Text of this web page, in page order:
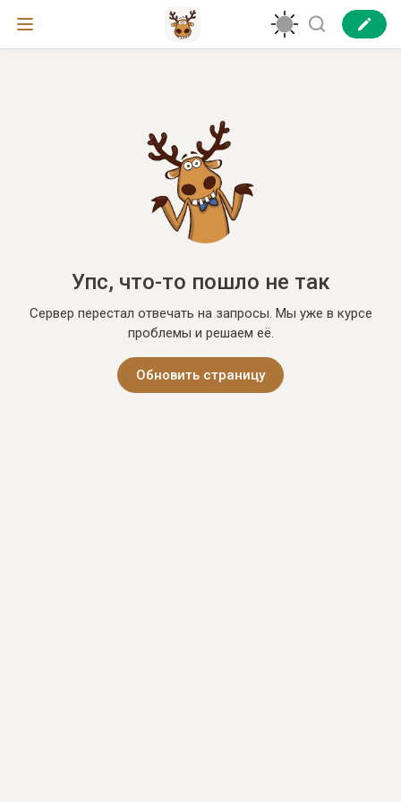
Упс, что-то пошло не так
Сервер перестал отвечать на запросы. Мы уже в курсе
проблемы и решаем её.
Обновить страницу